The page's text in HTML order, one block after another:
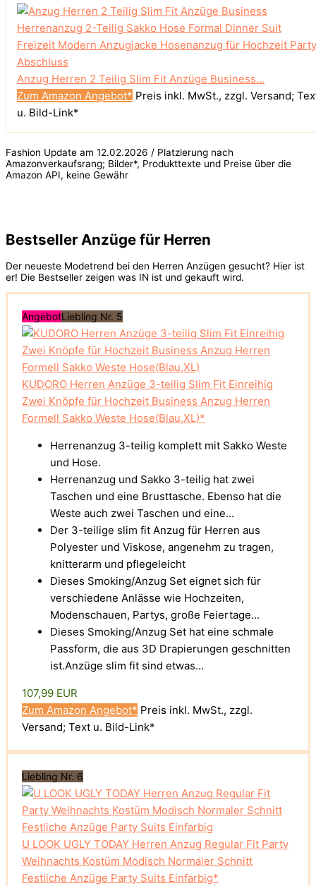
Anzug Herren 2 Teilig Slim Fit Anzüge Business...
Zum Amazon Angebot* Preis inkl. MwSt., zzgl. Versand;
u. Bild-Link*
Fashion Update am 12.02.2026 / Platzierung nach
Amazonverkaufsrang; Bilder*, Produkttexte und Preise über die
Amazon API, keine Gewähr
Bestseller Anzüge für Herren
Der neueste Modetrend bei den Herren Anzügen gesucht? Hier ist
er! Die Bestseller zeigen was IN ist und gekauft wird.
AngebotLiebling Nr. 5
KUDORO Herren Anzüge 3-teilig Slim Fit Einreihig
Zwei Knöpfe für Hochzeit Business Anzug Herren
Formell Sakko Weste Hose(Blau,XL)*
Herrenanzug 3-teilig komplett mit Sakko Weste
und Hose.
Herrenanzug und Sakko 3-teilig hat zwei
Taschen und eine Brusttasche. Ebenso hat die
Weste auch zwei Taschen und eine...
Der 3-teilige slim fit Anzug für Herren aus
Polyester und Viskose, angenehm zu tragen,
knitterarm und pflegeleicht
Dieses Smoking/Anzug Set eignet sich für
verschiedene Anlässe wie Hochzeiten,
Modenschauen, Partys, große Feiertage...
Dieses Smoking/Anzug Set hat eine schmale
Passform, die aus 3D Drapierungen geschnitten
ist.Anzüge slim fit sind etwas...
107,99 EUR
Zum Amazon Angebot* Preis inkl. MwSt., zzgl.
Versand; Text u. Bild-Link*
Liebling Nr. 6
U LOOK UGLY TODAY Herren Anzug Regular Fit Party
Weihnachts Kostüm Modisch Normaler Schnitt
Festliche Anzüge Party Suits Einfarbig*